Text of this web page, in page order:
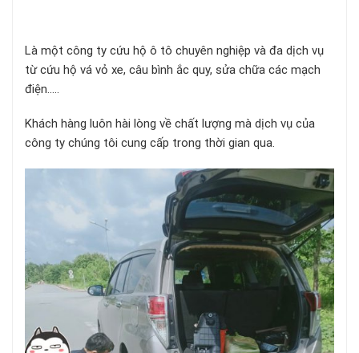
Là một công ty cứu hộ ô tô chuyên nghiệp và đa dịch vụ
từ cứu hộ vá vỏ xe, câu bình ắc quy, sửa chữa các mạch
điện…..
Khách hàng luôn hài lòng về chất lượng mà dịch vụ của
công ty chúng tôi cung cấp trong thời gian qua.